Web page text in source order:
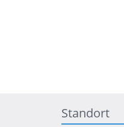
Standort